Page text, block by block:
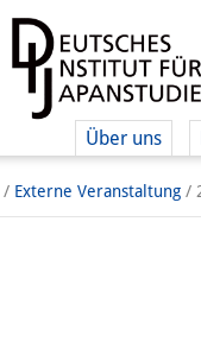
Über uns
/ Externe Veranstaltung /